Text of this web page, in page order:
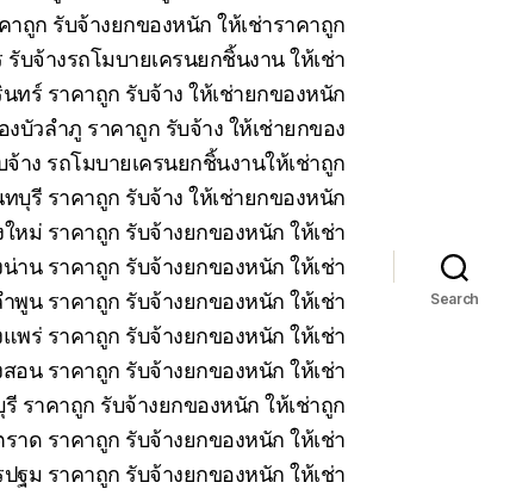
าถูก รับจ้างยกของหนัก ให้เช่าราคาถูก
รับจ้างรถโมบายเครนยกชิ้นงาน ให้เช่า
นทร์ ราคาถูก รับจ้าง ให้เช่ายกของหนัก
งบัวลำภู ราคาถูก รับจ้าง ให้เช่ายกของ
าง รถโมบายเครนยกชิ้นงานให้เช่าถูก
บุรี ราคาถูก รับจ้าง ให้เช่ายกของหนัก
ใหม่ ราคาถูก รับจ้างยกของหนัก ให้เช่า
น่าน ราคาถูก รับจ้างยกของหนัก ให้เช่า
ำพูน ราคาถูก รับจ้างยกของหนัก ให้เช่า
แพร่ ราคาถูก รับจ้างยกของหนัก ให้เช่า
อน ราคาถูก รับจ้างยกของหนัก ให้เช่า
ราคาถูก รับจ้างยกของหนัก ให้เช่าถูก
ราด ราคาถูก รับจ้างยกของหนัก ให้เช่า
ฐม ราคาถูก รับจ้างยกของหนัก ให้เช่า
Search